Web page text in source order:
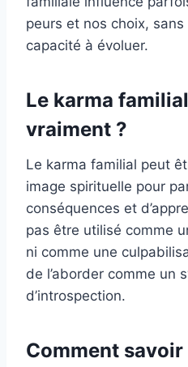
peurs et nos choix,
capacité à évoluer.
Le karma
vraiment ?
Le karma familial peut
image spirituelle pour
conséquences et
pas être utilisé comme
ni comme une
de l’aborder comme un
d’introspection.
Comment